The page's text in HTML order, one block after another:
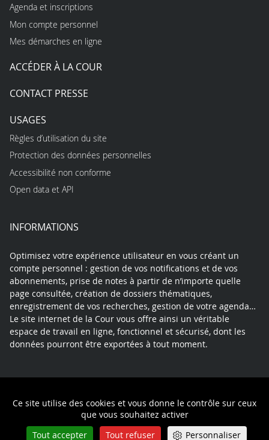
Ce site utilise des cookies et vous donne le contrôle sur ceux
que vous souhaitez activer
Tout accepter
Tout refuser Personnaliser
Agenda et inscriptions
Mon compte personnel
Mes démarches en ligne
ACCÉDER À LA COUR
CONTACT PRESSE
USAGES
Règles d’utilisation du site
Protection des données personnelles
Accessibilité non conforme
Open data et API
INFORMATIONS
Optimisez votre expérience utilisateur en vous créant un
compte personnel : gestion de vos notifications et de vos
abonnements, prise de notes à partir de n’importe quelle
page consultée, création de dossiers thématiques,
enregistrement de vos recherches, gestion de votre agenda…
Le site internet de la Cour vous offre ainsi un véritable
espace de travail en ligne, fonctionnel et sécurisé, dont les
données pourront être exportées à tout moment.
Politique de confidentialité